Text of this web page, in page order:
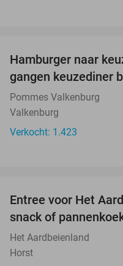
Hamburger naar
gangen keuzediner
Pommes Valkenburg
Valkenburg
Verkocht: 1.423
Entree voor Het
snack of
Het Aardbeienland
Horst